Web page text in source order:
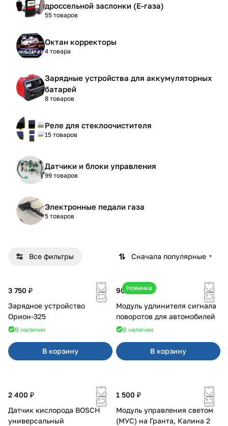
дроссельной заслонки (Е-газа)
55 товаров
Октан корректоры
4 товара
Зарядные устройства для аккумуляторных
батарей
8 товаров
Реле для стеклоочистителя
15 товаров
Датчики и блоки управления
99 товаров
Электронные педали газа
5 товаров
Все фильтры Сначала популярные
3 750 ₽
Зарядное устройство
Орион-325
В наличии
В корзину
Новинка
900 ₽
Модуль удлинителя сигнала
поворотов для автомобилей
В наличии
В корзину
2 400 ₽
Датчик кислорода BOSCH
универсальный
1 500 ₽
Модуль управления светом
(МУС) на Гранта, Калина 2